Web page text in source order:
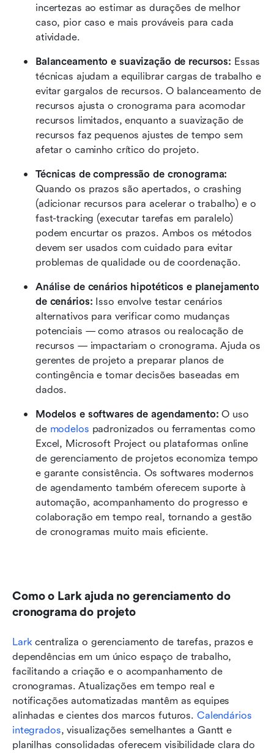
incertezas ao estimar as durações de melhor
caso, pior caso e mais prováveis para cada
atividade.
Balanceamento e suavização de recursos: Essas
técnicas ajudam a equilibrar cargas de trabalho e
evitar gargalos de recursos. O balanceamento de
recursos ajusta o cronograma para acomodar
recursos limitados, enquanto a suavização de
recursos faz pequenos ajustes de tempo sem
afetar o caminho crítico do projeto.
Quando os prazos são apertados, o crashing
(adicionar recursos para acelerar o trabalho) e o
fast-tracking (executar tarefas em paralelo)
podem encurtar os prazos. Ambos os métodos
devem ser usados com cuidado para evitar
problemas de qualidade ou de coordenação.
Análise de cenários hipotéticos e planejamento
de cenários: Isso envolve testar cenários
alternativos para verificar como mudanças
potenciais — como atrasos ou realocação de
recursos — impactariam o cronograma. Ajuda os
gerentes de projeto a preparar planos de
contingência e tomar decisões baseadas em
dados.
Modelos e softwares de agendamento: O uso
de modelos padronizados ou ferramentas como
Excel, Microsoft Project ou plataformas online
de gerenciamento de projetos economiza tempo
e garante consistência. Os softwares modernos
de agendamento também oferecem suporte à
automação, acompanhamento do progresso e
colaboração em tempo real, tornando a gestão
de cronogramas muito mais eficiente.
Como o Lark ajuda no gerenciamento do
cronograma do projeto
Lark centraliza o gerenciamento de tarefas, prazos e
dependências em um único espaço de trabalho,
facilitando a criação e o acompanhamento de
cronogramas. Atualizações em tempo real e
notificações automatizadas mantêm as equipes
alinhadas e cientes dos marcos futuros. Calendários
integrados, visualizações semelhantes a Gantt e
planilhas consolidadas oferecem visibilidade clara do